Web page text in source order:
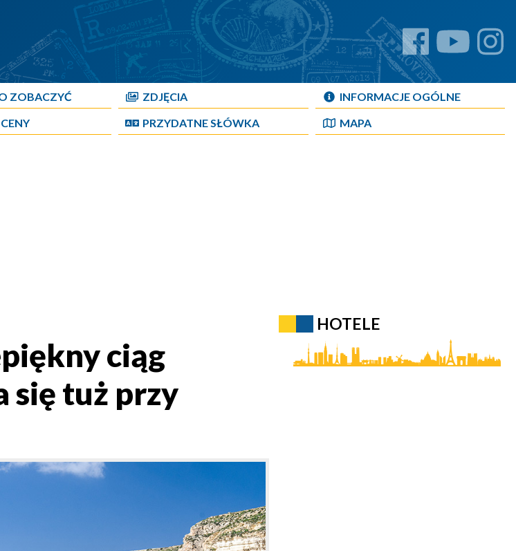
ZOBACZYĆ ZDJĘCIA
INFORMACJE OGÓLNE
PRZYDATNE SŁÓWKA MAPA
ciąg
się tuż przy
HOTELE